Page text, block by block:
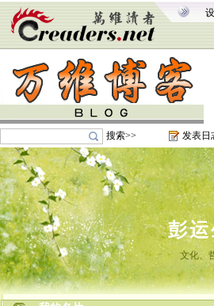
搜索>> 发表日
彭
文化、